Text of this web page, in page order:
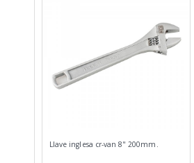
Llave inglesa cr-van 8" 200mm.